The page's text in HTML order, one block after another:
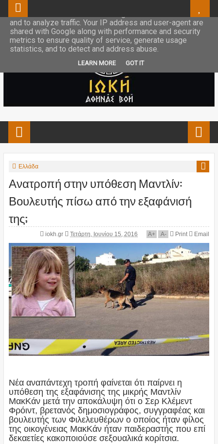
Ελλάδα
Ανατροπή στην υπόθεση Μαντλίν:
Βουλευτής πίσω από την εξαφάνισή
της;
iokh.gr Τετάρτη, Ιουνίου 15, 2016 A+ A- Print Email
Νέα αναπάντεχη τροπή φαίνεται ότι παίρνει η
υπόθεση της εξαφάνισης της μικρής Μαντλίν
ΜακΚάν μετά την αποκάλυψη ότι ο Σερ Κλέμεντ
Φρόιντ, βρετανός δημοσιογράφος, συγγραφέας και
βουλευτής των Φιλελευθέρων ο οποίος ήταν φίλος
της οικογένειας ΜακΚάν ήταν παιδεραστής που επί
δεκαετίες κακοποιούσε σεξουαλικά κορίτσια.
This site uses cookies from Google to deliver its services
and to analyze traffic. Your IP address and user-agent are
shared with Google along with performance and security
metrics to ensure quality of service, generate usage
statistics, and to detect and address abuse.
LEARN MORE GOT IT